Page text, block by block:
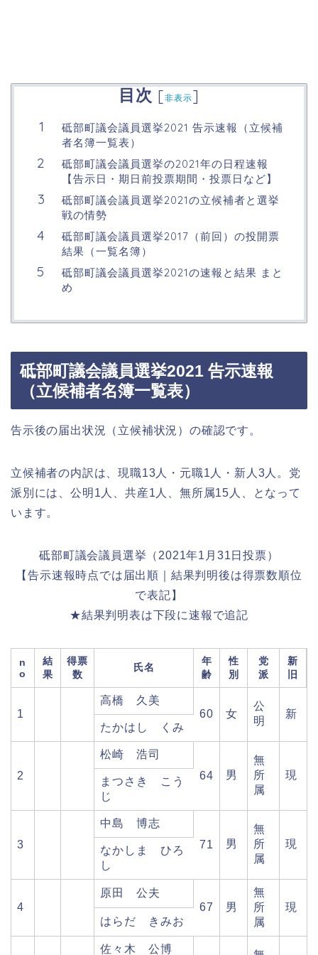
目次 [非表示]
砥部町議会議員選挙2021 告示速報（立候補
者名簿一覧表）
砥部町議会議員選挙の2021年の日程速報
【告示日・期日前投票期間・投票日など】
砥部町議会議員選挙2021の立候補者と選挙
戦の情勢
砥部町議会議員選挙2017（前回）の投開票
結果（一覧名簿）
砥部町議会議員選挙2021の速報と結果 まと
め
砥部町議会議員選挙2021 告示速報
（立候補者名簿一覧表）
告示後の届出状況（立候補状況）の確認です。
立候補者の内訳は、現職13人・元職1人・新人3人。党
派別には、公明1人、共産1人、無所属15人、となって
います。
砥部町議会議員選挙（2021年1月31日投票）
【告示速報時点では届出順｜結果判明後は得票数順位
で表記】
★結果判明表は下段に速報で追記
n
o
結
果
得票
数
氏名
年
齢
性
別
党
派
新
旧
1
高橋 久美
60
女
公
明
新
たかはし くみ
2
松崎 浩司
64
男
無
所
属
現
まつさき こう
じ
3
中島 博志
71
男
無
所
属
現
なかしま ひろ
し
4
原田 公夫
67
男
無
所
属
現
はらだ きみお
佐々木 公博